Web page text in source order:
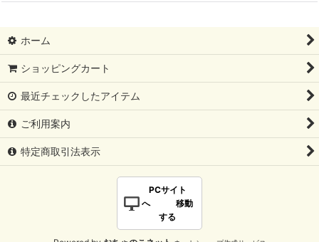
ホーム
ショッピングカート
最近チェックしたアイテム
ご利用案内
特定商取引法表示
PCサイト
へ 移動
する